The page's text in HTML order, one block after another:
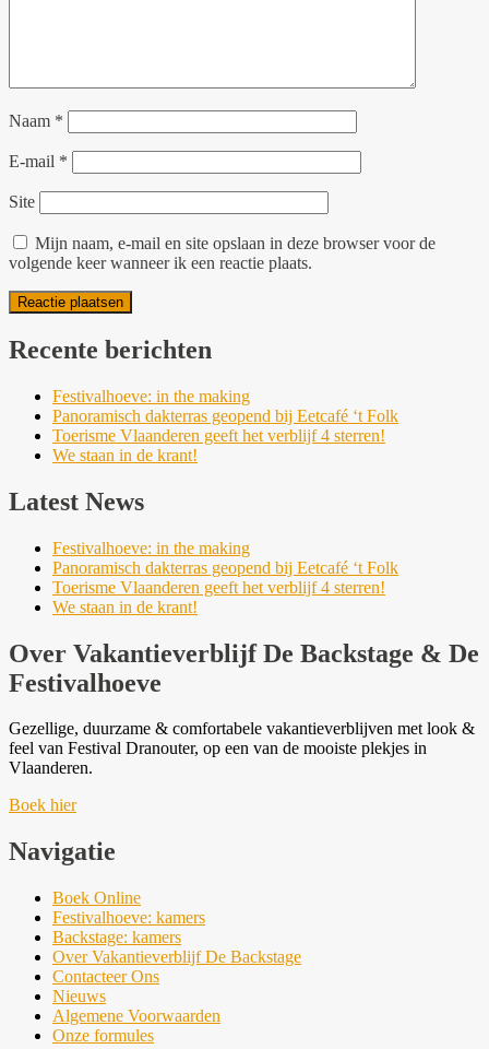
Naam *
E-mail *
Site
Mijn naam, e-mail en site opslaan in deze browser voor de
volgende keer wanneer ik een reactie plaats.
Recente berichten
Festivalhoeve: in the making
Panoramisch dakterras geopend bij Eetcafé ‘t Folk
Toerisme Vlaanderen geeft het verblijf 4 sterren!
We staan in de krant!
Latest News
Festivalhoeve: in the making
Panoramisch dakterras geopend bij Eetcafé ‘t Folk
Toerisme Vlaanderen geeft het verblijf 4 sterren!
We staan in de krant!
Over Vakantieverblijf De Backstage & De
Festivalhoeve
Gezellige, duurzame & comfortabele vakantieverblijven met look &
feel van Festival Dranouter, op een van de mooiste plekjes in
Vlaanderen.
Boek hier
Navigatie
Boek Online
Festivalhoeve: kamers
Backstage: kamers
Over Vakantieverblijf De Backstage
Contacteer Ons
Nieuws
Algemene Voorwaarden
Onze formules